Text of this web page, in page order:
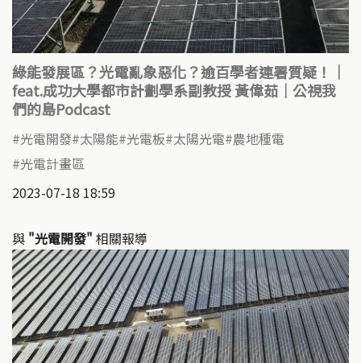
綠能發展區？光電亂象惡化？逾百學者連署質疑！｜
feat.成功大學都市計劃學系副教授 黃偉茹｜公視我
們的島Podcast
光電開發 太陽能 光電板 太陽光電 農地種電
光電計畫區
2023-07-18 18:59
與 "光電開發" 相關報導